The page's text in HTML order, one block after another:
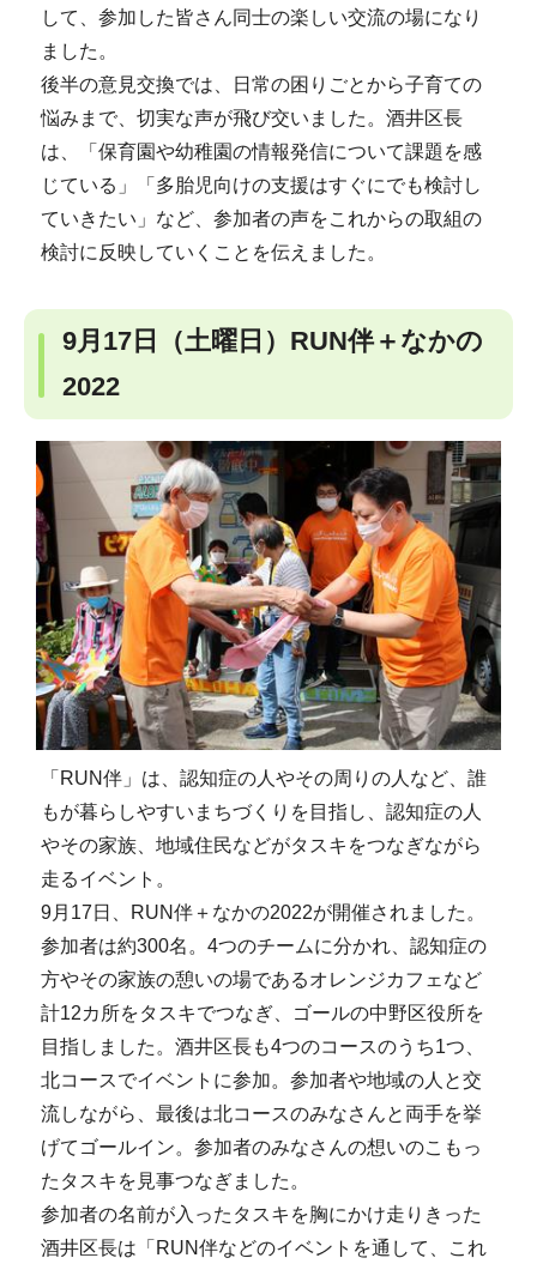
して、参加した皆さん同士の楽しい交流の場になり
ました。
後半の意見交換では、日常の困りごとから子育ての
悩みまで、切実な声が飛び交いました。酒井区長
は、「保育園や幼稚園の情報発信について課題を感
じている」「多胎児向けの支援はすぐにでも検討し
ていきたい」など、参加者の声をこれからの取組の
検討に反映していくことを伝えました。
9月17日（土曜日）RUN伴＋なかの
2022
「RUN伴」は、認知症の人やその周りの人など、誰
もが暮らしやすいまちづくりを目指し、認知症の人
やその家族、地域住民などがタスキをつなぎながら
走るイベント。
9月17日、RUN伴＋なかの2022が開催されました。
参加者は約300名。4つのチームに分かれ、認知症の
方やその家族の憩いの場であるオレンジカフェなど
計12カ所をタスキでつなぎ、ゴールの中野区役所を
目指しました。酒井区長も4つのコースのうち1つ、
北コースでイベントに参加。参加者や地域の人と交
流しながら、最後は北コースのみなさんと両手を挙
げてゴールイン。参加者のみなさんの想いのこもっ
たタスキを見事つなぎました。
参加者の名前が入ったタスキを胸にかけ走りきった
酒井区長は「RUN伴などのイベントを通して、これ